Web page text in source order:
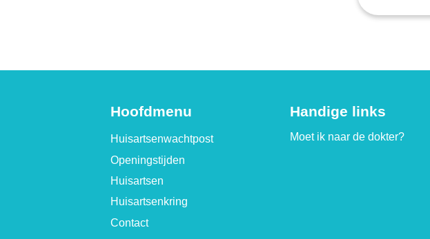
Hoofdmenu
Huisartsenwachtpost
Openingstijden
Huisartsen
Huisartsenkring
Contact
Handige links
Moet ik naar de dokter?